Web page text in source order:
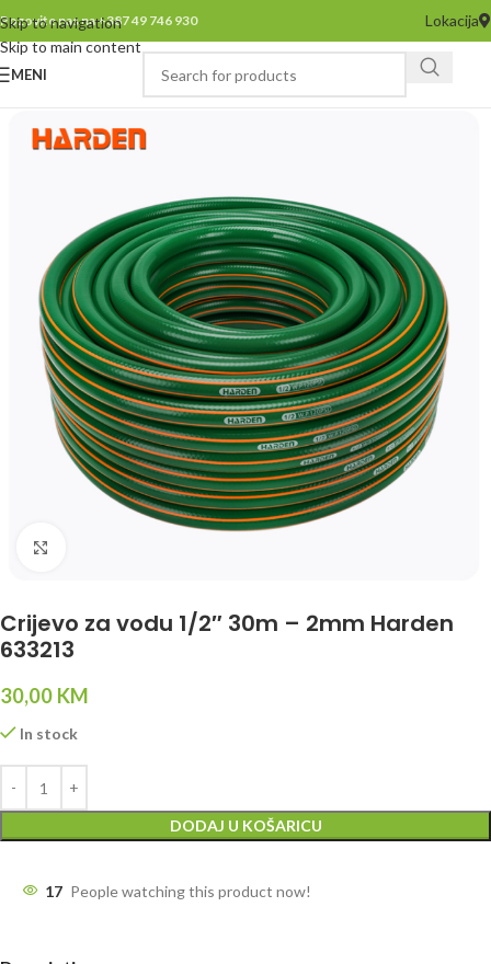
Skip to navigation
Skip to main content
Pozovite nas na +387 49 746 930 Lokacija
MENI
Crijevo za vodu 1/2″ 30m – 2mm Harden
633213
30,00 KM
In stock
DODAJ U KOŠARICU
17 People watching this product now!